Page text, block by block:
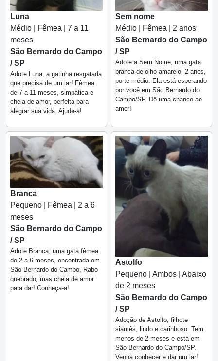
Luna
Médio | Fêmea | 7 a 11
meses
São Bernardo do Campo
/ SP
Adote Luna, a gatinha resgatada
que precisa de um lar! Fêmea
de 7 a 11 meses, simpática e
cheia de amor, perfeita para
alegrar sua vida. Ajude-a!
Sem nome
Médio | Fêmea | 2 anos
São Bernardo do Campo
/ SP
Adote a Sem Nome, uma gata
branca de olho amarelo, 2 anos,
porte médio. Ela está esperando
por você em São Bernardo do
Campo/SP. Dê uma chance ao
amor!
Branca
Pequeno | Fêmea | 2 a 6
meses
São Bernardo do Campo
/ SP
Adote Branca, uma gata fêmea
de 2 a 6 meses, encontrada em
São Bernardo do Campo. Rabo
quebrado, mas cheia de amor
para dar! Conheça-a!
Astolfo
Pequeno | Ambos | Abaixo
de 2 meses
São Bernardo do Campo
/ SP
Adoção de Astolfo, filhote
siamês, lindo e carinhoso. Tem
menos de 2 meses e está em
São Bernardo do Campo/SP.
Venha conhecer e dar um lar!